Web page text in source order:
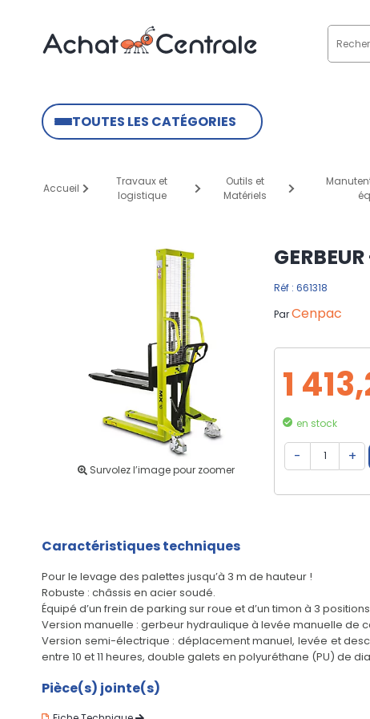
TOUTES LES CATÉGORIES
Accueil
Travaux et
logistique
Outils et
Matériels
Survolez l’image pour zoomer
Réf : 661318
ParCenpac
1
en stock
Caractéristiques techniques
Pour le levage des palettes jusqu’à 3 m de hauteur !
Robuste : châssis en acier soudé.
Équipé d’un frein de parking sur roue et d’un timon à 3
Version manuelle : gerbeur hydraulique à levée manuelle de
Version semi-électrique : déplacement manuel, levée et
entre 10 et 11 heures, double galets en polyuréthane (PU) de
Pièce(s) jointe(s)